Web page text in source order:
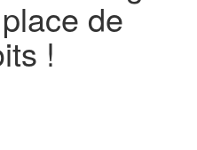
de
!